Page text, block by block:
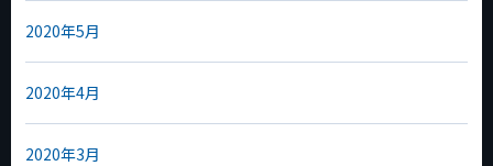
2020年5月
2020年4月
2020年3月